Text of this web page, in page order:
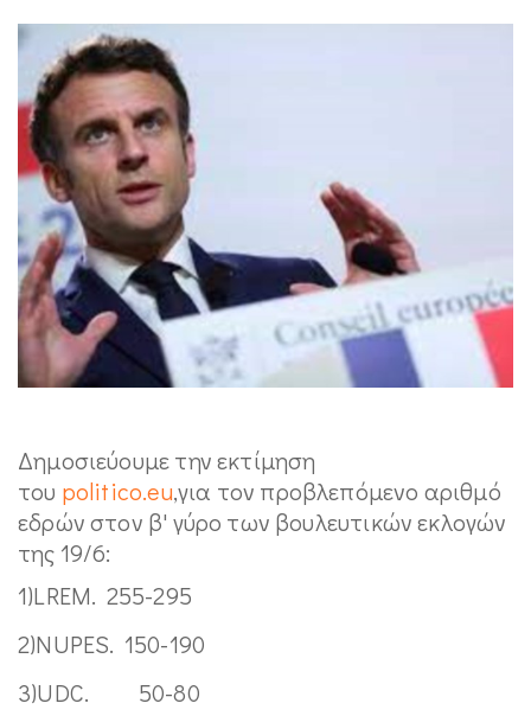
Δημοσιεύουμε την εκτίμηση
του politico.eu,για τον προβλεπόμενο αριθμό
εδρών στον β' γύρο των βουλευτικών εκλογών
της 19/6:
1)LREM. 255-295
2)NUPES. 150-190
3)UDC. 50-80